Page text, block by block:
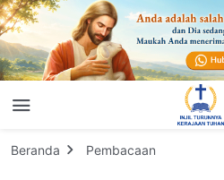
Beranda Pembacaan